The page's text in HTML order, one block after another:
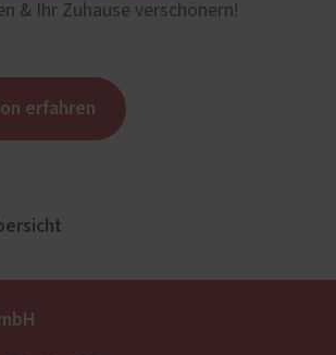
& Ihr Zuhause verschönern!
erfahren